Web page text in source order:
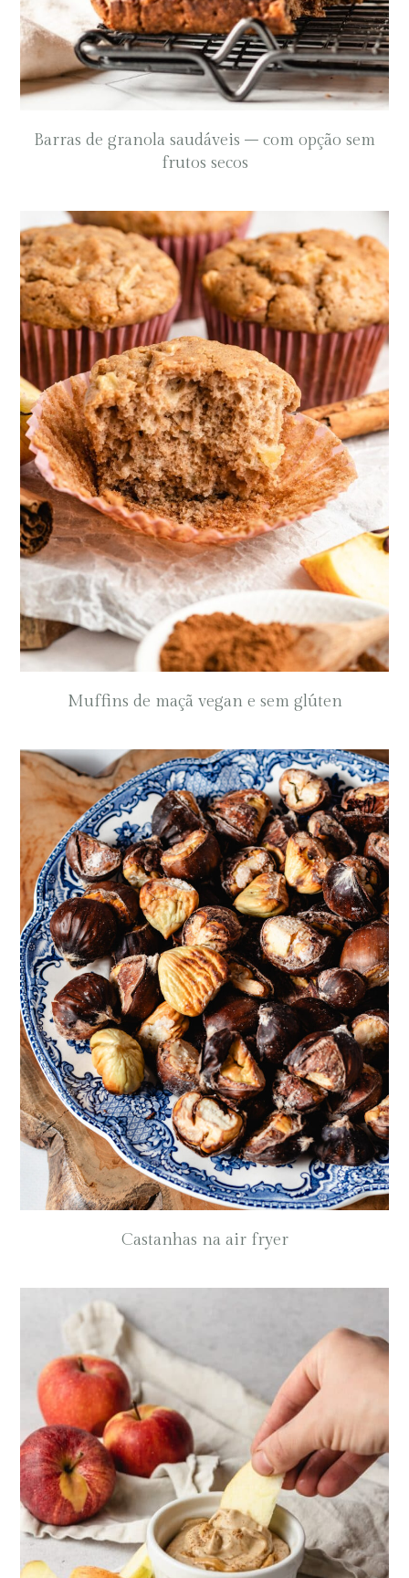
Barras de granola saudáveis – com opção sem
frutos secos
Muffins de maçã vegan e sem glúten
Castanhas na air fryer